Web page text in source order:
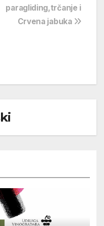
paragliding,trčanje i
Crvena jabuka